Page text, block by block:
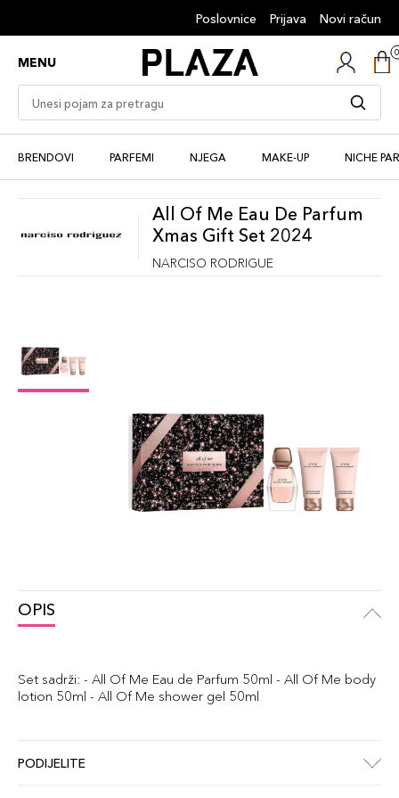
Poslovnice Prijava Novi račun
MENU
BRENDOVI PARFEMI NJEGA MAKE-UP NICHE
All Of Me Eau De Parfum
Xmas Gift Set 2024
NARCISO RODRIGUE
OPIS
Set sadrži: - All Of Me Eau de Parfum 50ml - All Of Me body
lotion 50ml - All Of Me shower gel 50ml
PODIJELITE